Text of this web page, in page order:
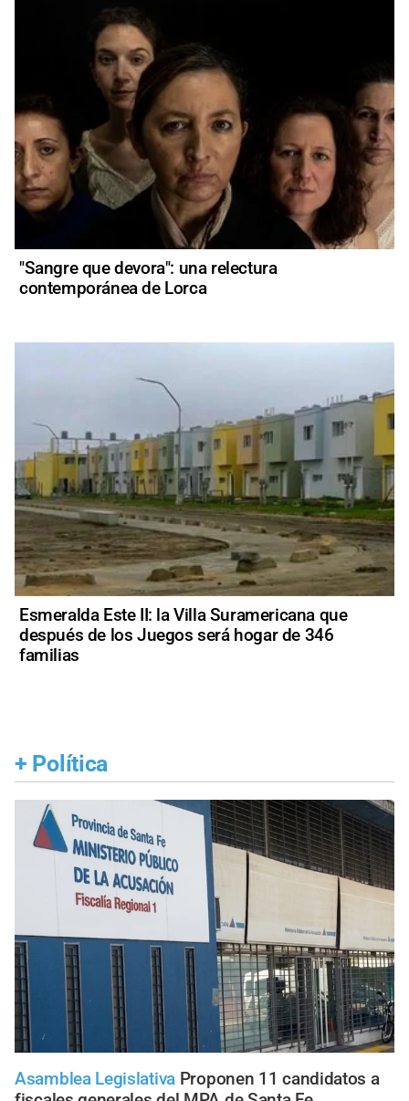
"Sangre que devora": una relectura
contemporánea de Lorca
Esmeralda Este II: la Villa Suramericana que
después de los Juegos será hogar de 346
familias
+ Política
Asamblea Legislativa Proponen 11 candidatos a